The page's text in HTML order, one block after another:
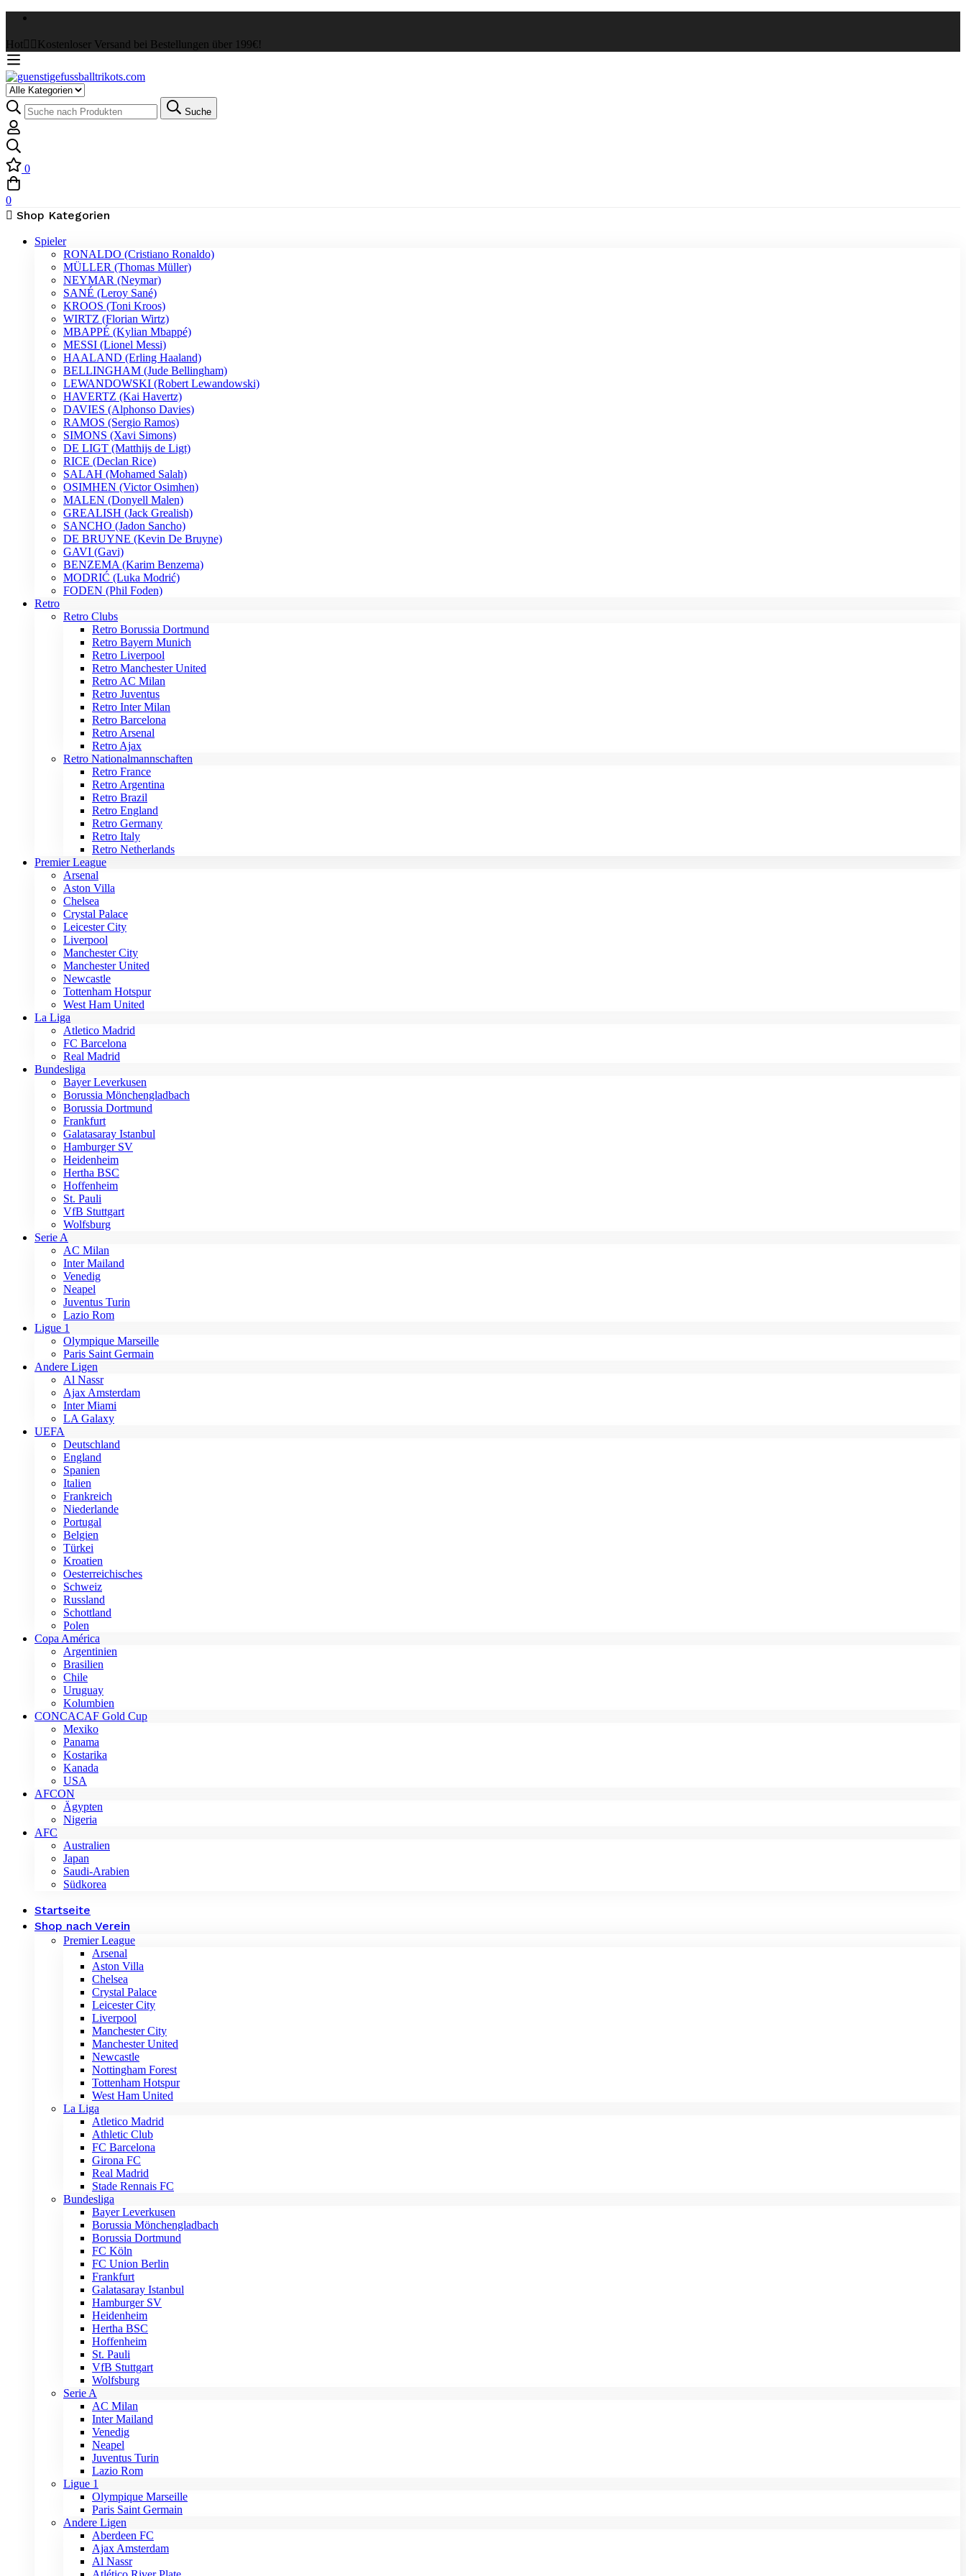
Hot ✌🏼Kostenloser Versand bei Bestellungen über 199€!
Select
a
Category
Suche
nach:
Suche
0
0
Shop Kategorien
Spieler
RONALDO (Cristiano Ronaldo)
MÜLLER (Thomas Müller)
NEYMAR (Neymar)
SANÉ (Leroy Sané)
KROOS (Toni Kroos)
WIRTZ (Florian Wirtz)
MBAPPÉ (Kylian Mbappé)
MESSI (Lionel Messi)
HAALAND (Erling Haaland)
BELLINGHAM (Jude Bellingham)
LEWANDOWSKI (Robert Lewandowski)
HAVERTZ (Kai Havertz)
DAVIES (Alphonso Davies)
RAMOS (Sergio Ramos)
SIMONS (Xavi Simons)
DE LIGT (Matthijs de Ligt)
RICE (Declan Rice)
SALAH (Mohamed Salah)
OSIMHEN (Victor Osimhen)
MALEN (Donyell Malen)
GREALISH (Jack Grealish)
SANCHO (Jadon Sancho)
DE BRUYNE (Kevin De Bruyne)
GAVI (Gavi)
BENZEMA (Karim Benzema)
MODRIĆ (Luka Modrić)
FODEN (Phil Foden)
Retro
Retro Clubs
Retro Borussia Dortmund
Retro Bayern Munich
Retro Liverpool
Retro Manchester United
Retro AC Milan
Retro Juventus
Retro Inter Milan
Retro Barcelona
Retro Arsenal
Retro Ajax
Retro Nationalmannschaften
Retro France
Retro Argentina
Retro Brazil
Retro England
Retro Germany
Retro Italy
Retro Netherlands
Premier League
Arsenal
Aston Villa
Chelsea
Crystal Palace
Leicester City
Liverpool
Manchester City
Manchester United
Newcastle
Tottenham Hotspur
West Ham United
La Liga
Atletico Madrid
FC Barcelona
Real Madrid
Bundesliga
Bayer Leverkusen
Borussia Mönchengladbach
Borussia Dortmund
Frankfurt
Galatasaray Istanbul
Hamburger SV
Heidenheim
Hertha BSC
Hoffenheim
St. Pauli
VfB Stuttgart
Wolfsburg
Serie A
AC Milan
Inter Mailand
Venedig
Neapel
Juventus Turin
Lazio Rom
Ligue 1
Olympique Marseille
Paris Saint Germain
Andere Ligen
Al Nassr
Ajax Amsterdam
Inter Miami
LA Galaxy
UEFA
Deutschland
England
Spanien
Italien
Frankreich
Niederlande
Portugal
Belgien
Türkei
Kroatien
Oesterreichisches
Schweiz
Russland
Schottland
Polen
Copa América
Argentinien
Brasilien
Chile
Uruguay
Kolumbien
CONCACAF Gold Cup
Mexiko
Panama
Kostarika
Kanada
USA
AFCON
Ägypten
Nigeria
AFC
Australien
Japan
Saudi-Arabien
Südkorea
Startseite
Shop nach Verein
Premier League
Arsenal
Aston Villa
Chelsea
Crystal Palace
Leicester City
Liverpool
Manchester City
Manchester United
Newcastle
Nottingham Forest
Tottenham Hotspur
West Ham United
La Liga
Atletico Madrid
Athletic Club
FC Barcelona
Girona FC
Real Madrid
Stade Rennais FC
Bundesliga
Bayer Leverkusen
Borussia Mönchengladbach
Borussia Dortmund
FC Köln
FC Union Berlin
Frankfurt
Galatasaray Istanbul
Hamburger SV
Heidenheim
Hertha BSC
Hoffenheim
St. Pauli
VfB Stuttgart
Wolfsburg
Serie A
AC Milan
Inter Mailand
Venedig
Neapel
Juventus Turin
Lazio Rom
Ligue 1
Olympique Marseille
Paris Saint Germain
Andere Ligen
Aberdeen FC
Ajax Amsterdam
Al Nassr